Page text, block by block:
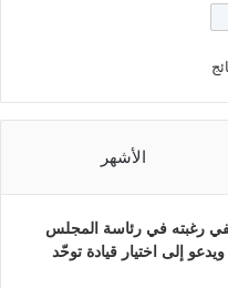
الأشهر
رغبته في رئاسة المجلس
إلى اختيار قيادة توحّد